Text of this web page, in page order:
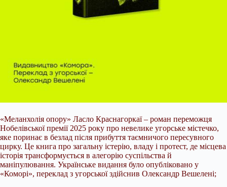
«Меланхолія опору» Ласло Краснагоркаї – роман переможця
Нобелівської премії 2025 року про невелике угорське містечко,
яке поринає в безлад після прибуття таємничого пересувного
цирку. Це книга про загальну істерію, владу і протест, де місцева
історія трансформується в алегорію суспільства й
маніпулювання. Українське видання було опубліковано у
«Коморі», переклад з угорської здійснив Олександр Вешелені;